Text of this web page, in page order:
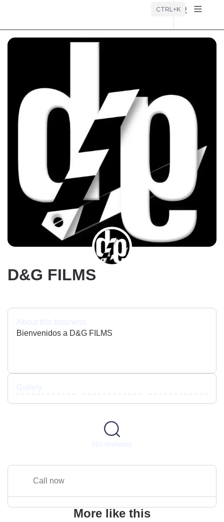
CTRL+K
D&G FILMS
About this business
Bienvenidos a D&G FILMS
Gallery
No reviews
Call now
More like this